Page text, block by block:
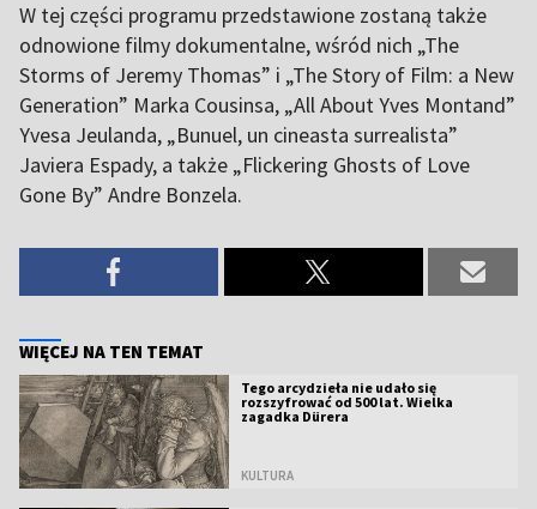
W tej części programu przedstawione zostaną także
odnowione filmy dokumentalne, wśród nich „The
Storms of Jeremy Thomas” i „The Story of Film: a New
Generation” Marka Cousinsa, „All About Yves Montand”
Yvesa Jeulanda, „Bunuel, un cineasta surrealista”
Javiera Espady, a także „Flickering Ghosts of Love
Gone By” Andre Bonzela.
WIĘCEJ NA TEN TEMAT
Tego arcydzieła nie udało się
rozszyfrować od 500 lat. Wielka
zagadka Dürera
KULTURA